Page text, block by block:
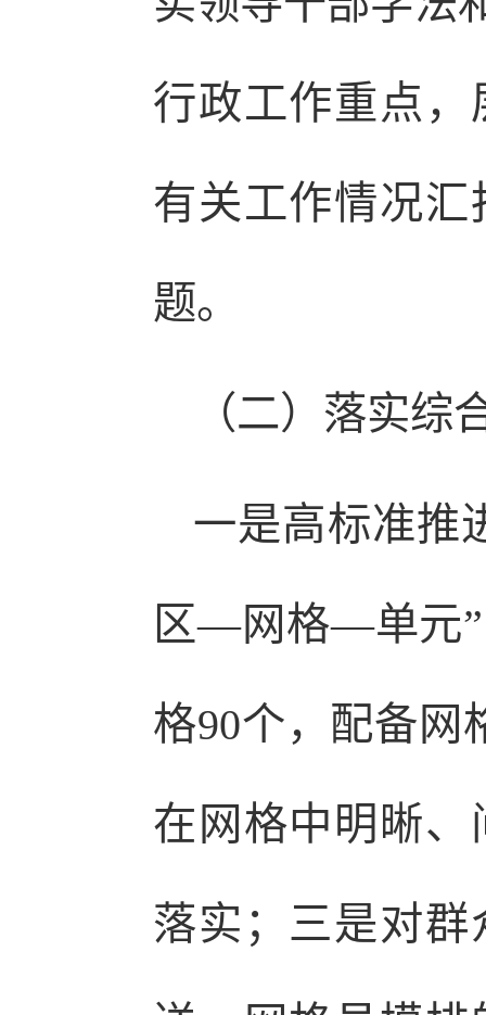
行政工作重点
有关工作情况
题。
（二）落实综
一是高标准推
区—网格—单元”
格90个，配备网
在网格中明晰
落实；三是对